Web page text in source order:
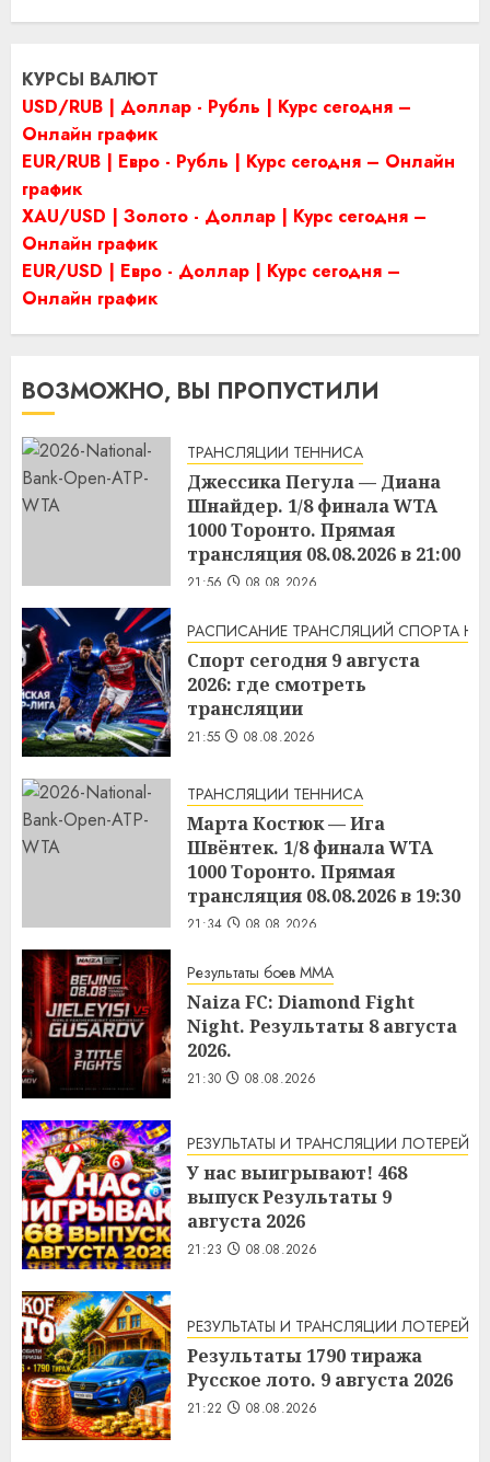
КУРСЫ ВАЛЮТ
USD/RUB | Доллар - Рубль | Курс сегодня –
Онлайн график
EUR/RUB | Евро - Рубль | Курс сегодня – Онлайн
график
XAU/USD | Золото - Доллар | Курс сегодня –
Онлайн график
EUR/USD | Евро - Доллар | Курс сегодня –
Онлайн график
ВОЗМОЖНО, ВЫ ПРОПУСТИЛИ
ТРАНСЛЯЦИИ ТЕННИСА
Джессика Пегула — Диана
Шнайдер. 1/8 финала WTA
1000 Торонто. Прямая
трансляция 08.08.2026 в 21:00
21:56 08.08.2026
РАСПИСАНИЕ ТРАНСЛЯЦИЙ СПОРТА НА
Спорт сегодня 9 августа
2026: где смотреть
трансляции
21:55 08.08.2026
ТРАНСЛЯЦИИ ТЕННИСА
Марта Костюк — Ига
Швёнтек. 1/8 финала WTA
1000 Торонто. Прямая
трансляция 08.08.2026 в 19:30
21:34 08.08.2026
Результаты боев MMA
Naiza FC: Diamond Fight
Night. Результаты 8 августа
2026.
21:30 08.08.2026
РЕЗУЛЬТАТЫ И ТРАНСЛЯЦИИ ЛОТЕРЕЙ
У нас выигрывают! 468
выпуск Результаты 9
августа 2026
21:23 08.08.2026
РЕЗУЛЬТАТЫ И ТРАНСЛЯЦИИ ЛОТЕРЕЙ
Результаты 1790 тиража
Русское лото. 9 августа 2026
21:22 08.08.2026